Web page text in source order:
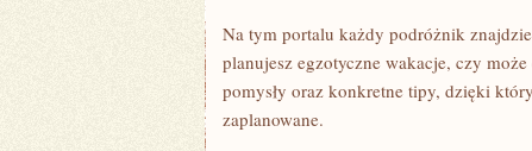
CENIE
STARTUJ
PO
NIEZAPOMNIANE
Na tym portalu każdy podróżnik
planujesz egzotyczne wakacje, czy
pomysły oraz konkretne tipy, dzięki
zaplanowane.